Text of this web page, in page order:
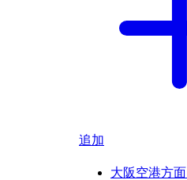
追加
大阪空港方面